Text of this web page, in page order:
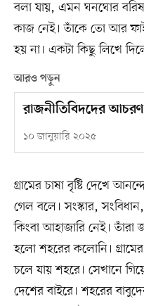
বলা যায়, এমন ঘনঘোর
কাজ নেই। তাঁকে তো আর
হয় না। একটা কিছু লিখে
আরও পড়ুন
রাজনীতিবিদদের আচরণ
১০ জানুয়ারি ২০২৫
গ্রামের চাষা বৃষ্টি দেখে
গেল বলে। সংস্কার,
কিংবা আহাজারি নেই। তাঁরা
হলো শহরের কলোনি।
চলে যায় শহরে। সেখানে
দেশের বাইরে। শহরের